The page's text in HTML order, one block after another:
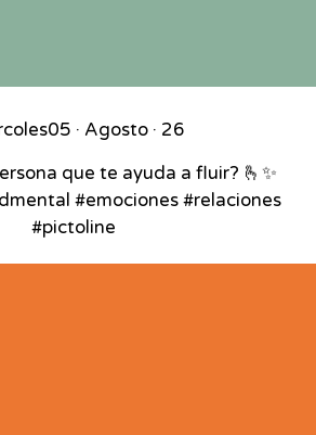
05 · Agosto · 26
que te ayuda a fluir? 🫰✨⁣
#emociones #relaciones
#pictoline